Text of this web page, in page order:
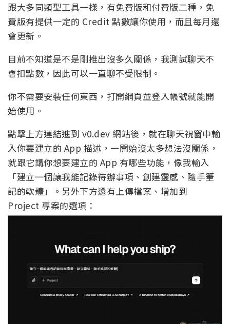
跟大多同類型工具一樣，有免費版和付費版二種，免
費版有提供一定的 Credit 點數讓你使用，而且每月還
會更新。
目前不知道是不是剛推出沒多久關係，我測試聊天不
會扣點數，因此可以一直聊不受限制。
你不需要安裝任何東西，打開網頁並登入帳號就能開
始使用。
點擊上方連結進到 v0.dev 網站後，就在聊天視窗中輸
入你要建立的 App 描述，一開始沒太多想法沒關係，
就跟它講你想要建立的 App 有哪些功能，像我輸入
「建立一個讓我能記錄待辦事項、創建靈感、隨手筆
記的軟體」。另外下方還有上傳檔案、增加到
Project 專案的選項：